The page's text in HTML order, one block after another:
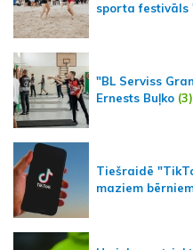
sporta festivāls
"BL Serviss
Ernests Buļko (3)
Tiešraidē
maziem